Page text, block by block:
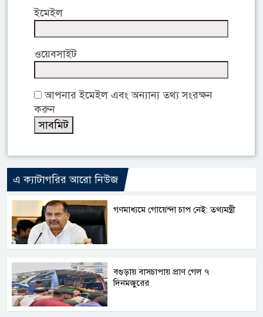
ইমেইল
ওয়েবসাইট
আপনার ইমেইল এবং অন্যান্য তথ্য সংরক্ষন
করুন
এ ক্যাটাগরির আরো নিউজ
গণমাধ্যমে গোয়েন্দা চাপ নেই: তথ্যমন্ত্রী
বগুড়ায় বাসচাপায় প্রাণ গেল ৭
দিনমজুরের